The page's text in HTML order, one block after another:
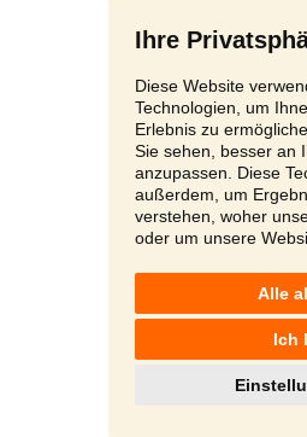
Ihre
Diese Website
Technologien, um
Erlebnis zu
Sie sehen, besser an
anzupassen. Diese
außerdem, um
verstehen, woher
oder um unsere
Alle
Ich